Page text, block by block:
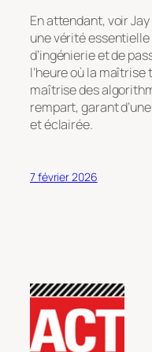
En attendant, voir
une vérité
d’ingénierie et de
l’heure où la
maîtrise des
rempart, garant
et éclairée.
7 février 2026